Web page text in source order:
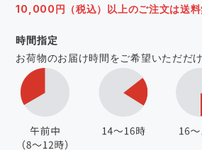
10,000円（税込）以上のご注文は送料
時間指定
お荷物のお届け時間をご希望いただだけ